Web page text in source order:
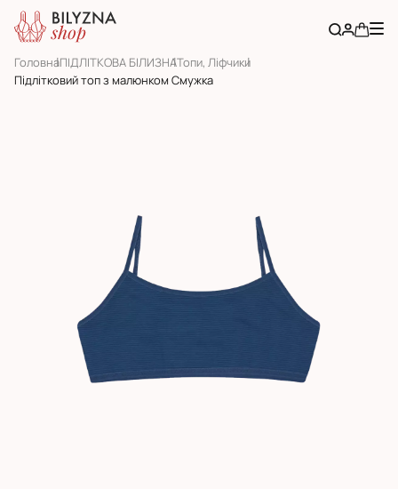
ГоловнаПІДЛІТКОВА БІЛИЗНАТопи, Ліфчики
Підлітковий топ з малюнком Смужка